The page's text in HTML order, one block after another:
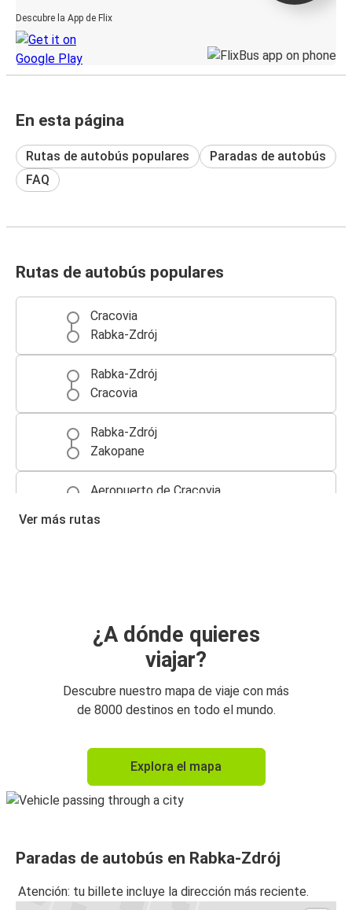
Descubre la App de Flix
En esta página
Rutas de autobús populares
Paradas de autobús
FAQ
Rutas de autobús populares
Cracovia
Rabka-Zdrój
Rabka-Zdrój
Cracovia
Rabka-Zdrój
Zakopane
Aeropuerto de Cracovia
Rabka-Zdrój
Rabka-Zdrój
Aeropuerto de Cracovia
Rabka-Zdrój
Budapest
Breslavia
Budapest
Ver más rutas
¿A dónde quieres
viajar?
Descubre nuestro mapa de viaje con más
de 8000 destinos en todo el mundo.
Explora el mapa
Paradas de autobús en Rabka-Zdrój
Atención: tu billete incluye la dirección más reciente.